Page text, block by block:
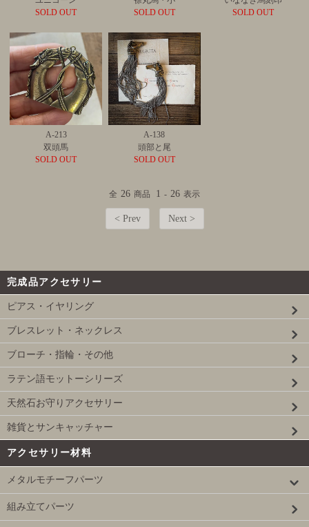
SOLD OUT
SOLD OUT
SOLD OUT
A-213
双頭馬
SOLD OUT
A-138
頭部と尾
SOLD OUT
全 26 商品 1 - 26 表示
< Prev Next >
完成品アクセサリー
ピアス・イヤリング
ブレスレット・ネックレス
ブローチ・指輪・その他
ラテン語モットーシリーズ
天然石お守りアクセサリー
雑貨とサンキャッチャー
アクセサリー材料
メタルモチーフパーツ
組み立てパーツ